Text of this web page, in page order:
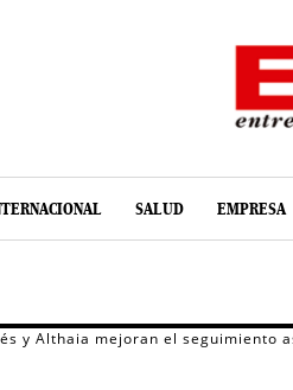
SALUD EMPRESA
y Althaia mejoran el seguimiento